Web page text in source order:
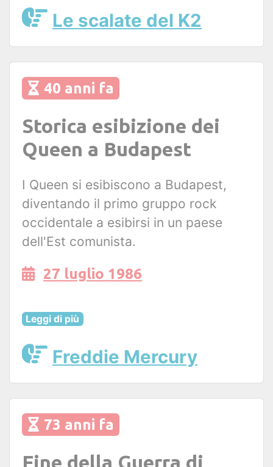
Le scalate del K2
40 anni fa
Storica esibizione dei
Queen a Budapest
I Queen si esibiscono a Budapest,
diventando il primo gruppo rock
occidentale a esibirsi in un paese
dell'Est comunista.
27 luglio 1986
Leggi di più
Freddie Mercury
73 anni fa
Fine della Guerra di